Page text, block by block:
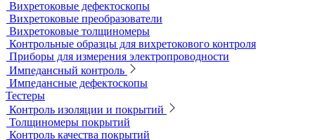
Магнитный контроль
Магнитопорошковые дефектоскопы и электромагниты
Магнитные толщиномеры покрытий
Магнитометры, коэрцитиметры и ферритометры
Автоматические линии и стенды магнитопорошкового
контроля
Образцы для МПД
Расходные материалы для МПД
УФ-лампы и светильники
Метод магнитной памяти металла
Приборы для контроля состояния электрических машин